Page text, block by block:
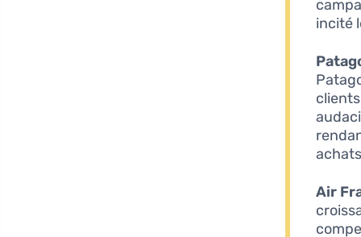
incité
Air